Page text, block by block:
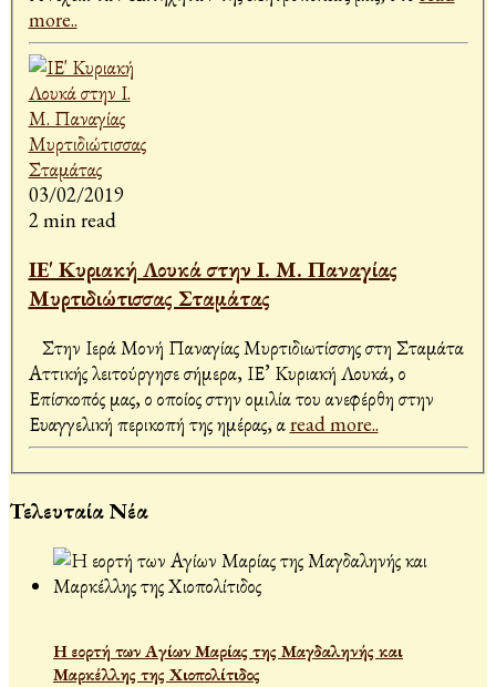
more..
03/02/2019
2 min read
ΙΕ' Κυριακή Λουκά στην Ι. Μ. Παναγίας
Μυρτιδιώτισσας Σταμάτας
Στην Ιερά Μονή Παναγίας Μυρτιδιωτίσσης στη Σταμάτα
Αττικής λειτούργησε σήμερα, ΙΕ’ Κυριακή Λουκά, ο
Επίσκοπός μας, ο οποίος στην ομιλία του ανεφέρθη στην
Ευαγγελική περικοπή της ημέρας, αread more..
Τελευταία Νέα
Η εορτή των Αγίων Μαρίας της Μαγδαληνής και
Μαρκέλλης της Χιοπολίτιδος